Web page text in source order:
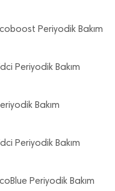
Periyodik Bakım
Periyodik Bakım
Bakım
Periyodik Bakım
Periyodik Bakım